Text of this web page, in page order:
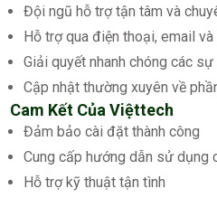
Đội ngũ hỗ trợ tận tâm và
Hỗ trợ qua điện thoại, email và
Giải quyết nhanh chóng các sự
Cập nhật thường xuyên về
Cam Kết Của Việttech
Đảm bảo cài đặt thành công
Cung cấp hướng dẫn sử dụng
Hỗ trợ kỹ thuật tận tình